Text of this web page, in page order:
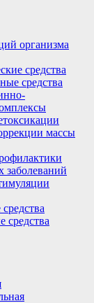
организма
средства
средства
массы
заболеваний
средства